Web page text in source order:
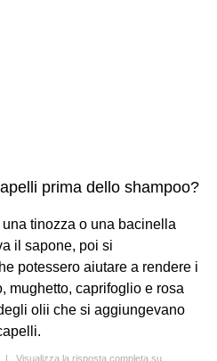
prima dello shampoo?
tinozza o una bacinella
il sapone, poi si
potessero aiutare a rendere i
mughetto, caprifoglio e rosa
olii che si aggiungevano
| Visualizza la risposta completa su